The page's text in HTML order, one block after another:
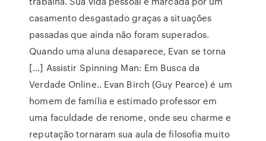
casamento desgastado graças a situações
passadas que ainda não foram superados.
Quando uma aluna desaparece, Evan se torna
[…] Assistir Spinning Man: Em Busca da
Verdade Online.. Evan Birch (Guy Pearce) é um
homem de família e estimado professor em
uma faculdade de renome, onde seu charme e
reputação tornaram sua aula de filosofia muito